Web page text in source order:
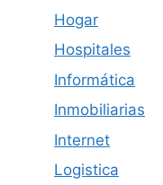
Hogar
Hospitales
Informática
Inmobiliarias
Internet
Logistica